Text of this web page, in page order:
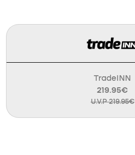
TradeINN
219.95€
U.V.P 219.95€